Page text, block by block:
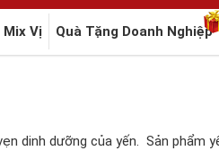
Vị Quà Tặng Doanh Nghiệp
dinh dưỡng của yến. Sản phẩm